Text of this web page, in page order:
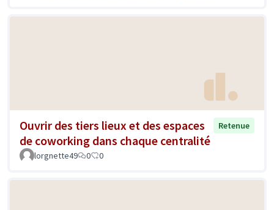
Ouvrir des tiers lieux et des espaces
de coworking dans chaque centralité
Retenue
lorgnette49 0 0